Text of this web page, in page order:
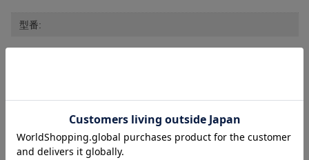
型番:
株式会社戸田屋
外寸法: